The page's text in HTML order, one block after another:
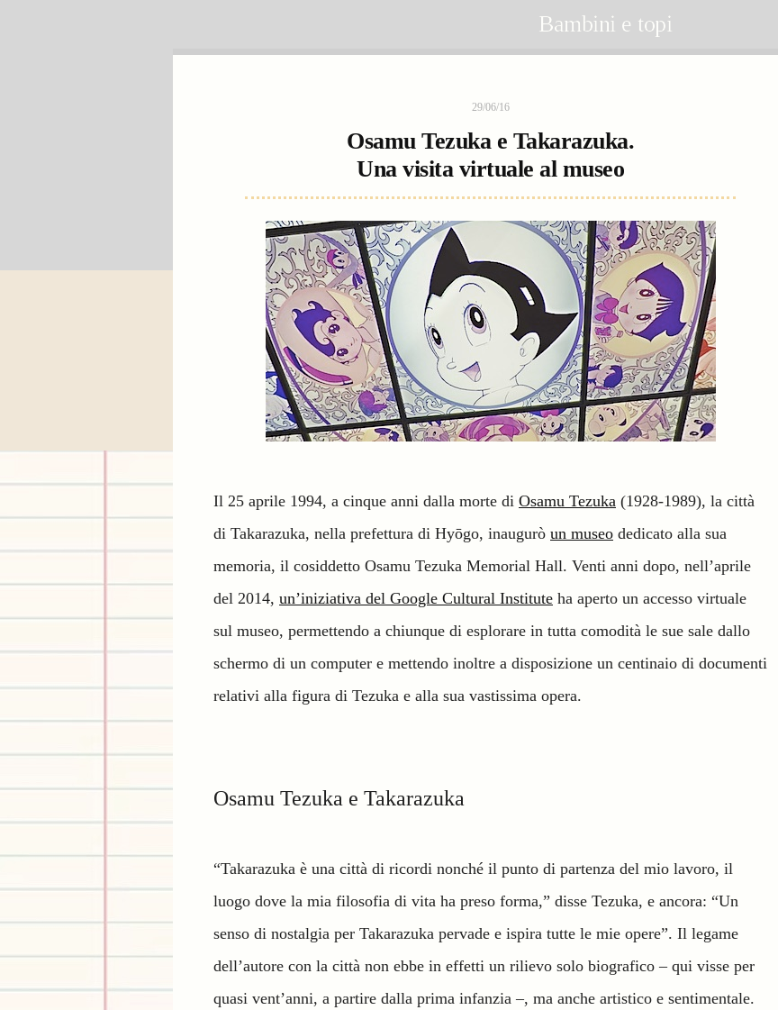
Bambini e topi
29/06/16
Osamu Tezuka e Takarazuka.
Una visita virtuale al museo
Il 25 aprile 1994, a cinque anni dalla morte di Osamu Tezuka (1928-1989), la città
di Takarazuka, nella prefettura di Hyōgo, inaugurò un museo dedicato alla sua
memoria, il cosiddetto Osamu Tezuka Memorial Hall. Venti anni dopo, nell’aprile
del 2014, un’iniziativa del Google Cultural Institute ha aperto un accesso virtuale
sul museo, permettendo a chiunque di esplorare in tutta comodità le sue sale dallo
schermo di un computer e mettendo inoltre a disposizione un centinaio di documenti
relativi alla figura di Tezuka e alla sua vastissima opera.
Osamu Tezuka e Takarazuka
“Takarazuka è una città di ricordi nonché il punto di partenza del mio lavoro, il
luogo dove la mia filosofia di vita ha preso forma,” disse Tezuka, e ancora: “Un
senso di nostalgia per Takarazuka pervade e ispira tutte le mie opere”. Il legame
dell’autore con la città non ebbe in effetti un rilievo solo biografico – qui visse per
quasi vent’anni, a partire dalla prima infanzia –, ma anche artistico e sentimentale.